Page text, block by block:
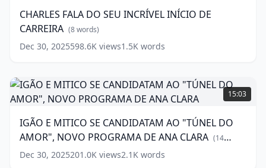
INCRÍVEL
INÍCIO
DE
CARREIRA
CHARLES FALA DO SEU INCRÍVEL INÍCIO DE
CARREIRA (8words)
Dec 30, 2025598.6K views1.5K words
IGÃO
E
MITICO
CANDIDATAM
AO
"TÚNEL
DO
15:03
IGÃO E MITICO SE CANDIDATAM AO "TÚNEL DO
AMOR", NOVO PROGRAMA DE ANA CLARA (14
words)
Dec 30, 2025201.0K views2.1K words